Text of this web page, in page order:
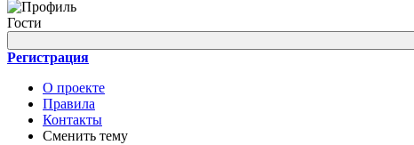
Гости
Регистрация
О проекте
Правила
Контакты
Сменить тему